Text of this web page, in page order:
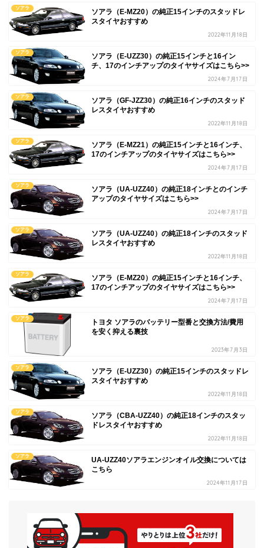
ソアラ
ソアラ（E-MZ20）の純正15インチのスタッドレ
スタイヤおすすめ
2022年11月18日
ソアラ
ソアラ（E-UZZ30）の純正15インチと16イン
チ、17のインチアップのタイヤサイズはこちら>>
2024年7月17日
ソアラ
ソアラ（GF-JZZ30）の純正16インチのスタッド
レスタイヤおすすめ
2022年11月18日
ソアラ
ソアラ（E-MZ21）の純正15インチと16インチ、
17のインチアップのタイヤサイズはこちら>>
2024年7月17日
ソアラ
ソアラ（UA-UZZ40）の純正18インチとのインチ
アップのタイヤサイズはこちら>>
2024年7月17日
ソアラ
ソアラ（UA-UZZ40）の純正18インチのスタッド
レスタイヤおすすめ
2022年11月18日
ソアラ
ソアラ（E-MZ20）の純正15インチと16インチ、
17のインチアップのタイヤサイズはこちら>>
2024年7月17日
ソアラ
トヨタ ソアラのバッテリー型番と交換方法/費用
を安く抑える裏技
2023年7月3日
ソアラ
ソアラ（E-UZZ30）の純正15インチのスタッドレ
スタイヤおすすめ
2022年11月18日
ソアラ
ソアラ（CBA-UZZ40）の純正18インチのスタッ
ドレスタイヤおすすめ
2022年11月18日
ソアラ
UA-UZZ40ソアラエンジンオイル交換については
こちら
2024年11月17日